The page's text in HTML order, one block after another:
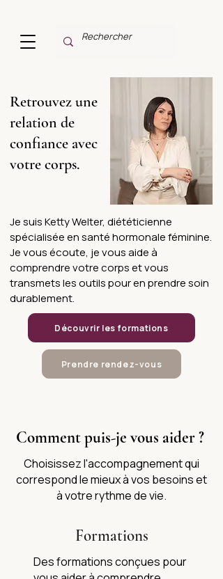
Retrouvez une
relation de
confiance avec
votre corps.
Je suis Ketty Welter, diététicienne
spécialisée en santé hormonale féminine.
Je vous écoute, je vous aide à
comprendre votre corps et vous
transmets les outils pour en prendre soin
durablement.
Découvrir les formations
Prendre rendez-vous
Comment puis-je vous aider ?
Choisissez l'accompagnement qui
correspond le mieux à vos besoins et
à votre rythme de vie.
Formations
Des formations conçues pour